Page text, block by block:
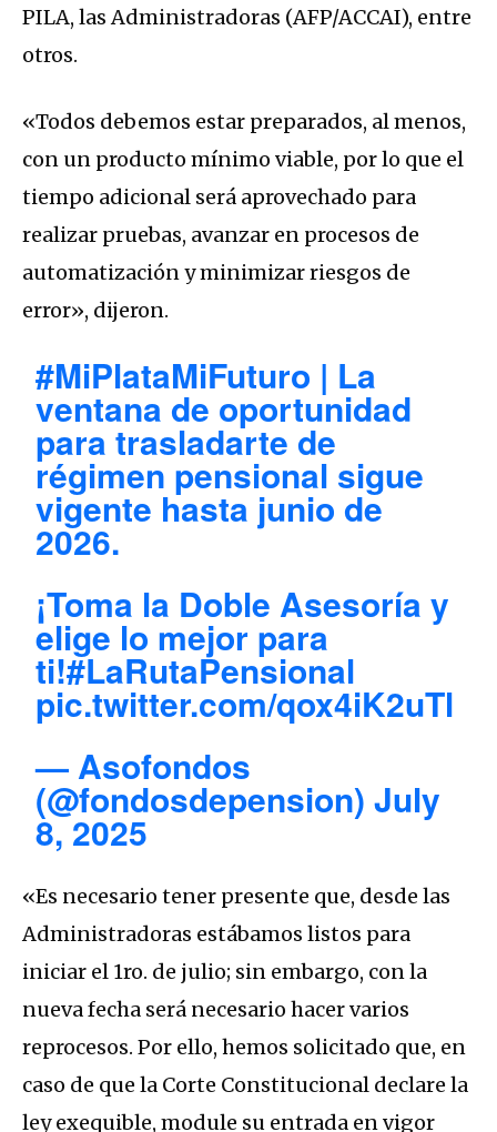
PILA, las Administradoras (AFP/ACCAI), entre
otros.
«Todos debemos estar preparados, al menos,
con un producto mínimo viable, por lo que el
tiempo adicional será aprovechado para
realizar pruebas, avanzar en procesos de
automatización y minimizar riesgos de
error», dijeron.
#MiPlataMiFuturo | La
ventana de oportunidad
para trasladarte de
régimen pensional sigue
vigente hasta junio de
2026.
¡Toma la Doble Asesoría y
elige lo mejor para
ti!#LaRutaPensional
pic.twitter.com/qox4iK2uTl
— Asofondos
(@fondosdepension)July
8, 2025
«Es necesario tener presente que, desde las
Administradoras estábamos listos para
iniciar el 1ro. de julio; sin embargo, con la
nueva fecha será necesario hacer varios
reprocesos. Por ello, hemos solicitado que, en
caso de que la Corte Constitucional declare la
ley exequible, module su entrada en vigor